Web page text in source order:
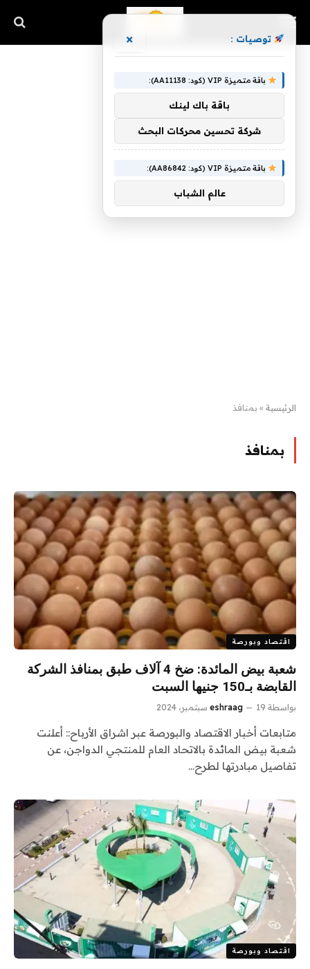
الرئيسية » بمنافذ
بمنافذ
اقتصاد وبورصة
شعبة بيض المائدة: ضخ 4 آلاف طبق بمنافذ الشركة
القابضة بـ150 جنيها السبت
بواسطة eshraag 19 سبتمبر، 2024
متابعات أخبار الاقتصاد والبورصة عبر اشراق الأرباح:: أعلنت
شعبة بيض المائدة بالاتحاد العام للمنتجي الدواجن، عن
تفاصيل مبادرتها لطرح…
اقتصاد وبورصة
توصيات : ×
باقة متميزة VIP (كود: AA11138):
باقة باك لينك
شركة تحسين محركات البحث
باقة متميزة VIP (كود: AA86842):
عالم الشباب